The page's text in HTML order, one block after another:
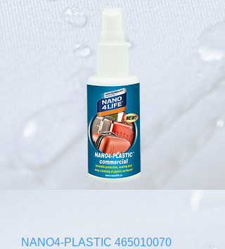
465010070 NANO4-PLASTIC